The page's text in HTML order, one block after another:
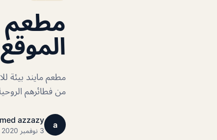
مطعم
مطعم مايند بيئة
من فطائرهم
a
azzazy
3 نوفمبر 2020 · 1 دقائق قراءة